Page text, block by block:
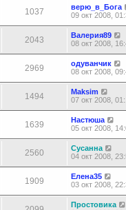
1037
верю_в_Бога
09 окт 2008,
2043
Валерия89
08 окт 2008,
2969
одуванчик
08 окт 2008,
1494
Maksim
07 окт 2008,
1639
Настюша
05 окт 2008,
2560
Сусанна
04 окт 2008,
1909
Елена35
03 окт 2008,
Простовика